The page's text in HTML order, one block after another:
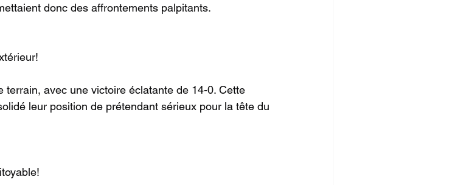
donc des affrontements palpitants.
terrain, avec une victoire éclatante de 14-0. Cette
leur position de prétendant sérieux pour la tête du